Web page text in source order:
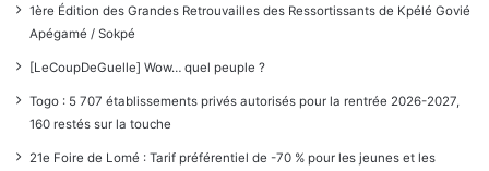
1ère Édition des Grandes Retrouvailles des Ressortissants de Kpélé Govié
Apégamé / Sokpé
[LeCoupDeGuelle] Wow… quel peuple ?
Togo : 5 707 établissements privés autorisés pour la rentrée 2026-2027,
160 restés sur la touche
21e Foire de Lomé : Tarif préférentiel de -70 % pour les jeunes et les